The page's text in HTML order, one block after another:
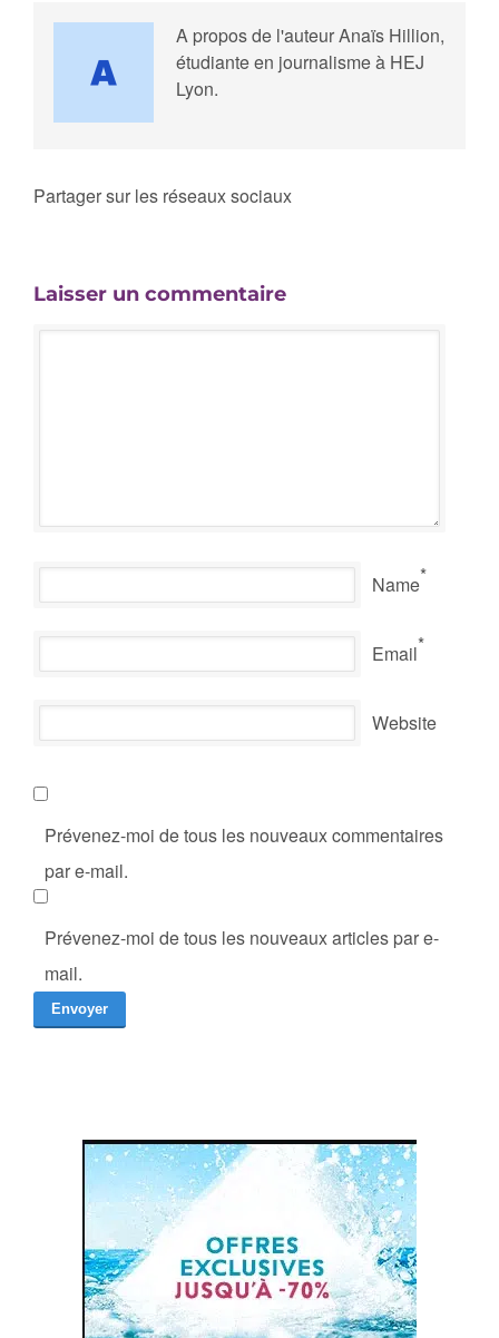
A propos de l'auteurAnaïs Hillion,
étudiante en journalisme à HEJ
Lyon.
Partager sur les réseaux sociaux
Laisser un commentaire
Name*
Email*
Website
Prévenez-moi de tous les nouveaux commentaires
par e-mail.
Prévenez-moi de tous les nouveaux articles par e-
mail.